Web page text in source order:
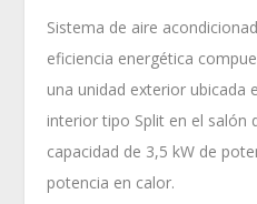
Sistema de aire
eficiencia energética
una unidad exterior ubicada
interior tipo Split en el salón
capacidad de 3,5 kW de
potencia en calor.